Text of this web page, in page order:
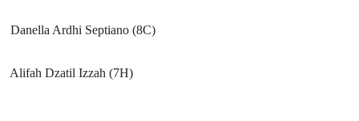
Danella Ardhi Septiano (8C)
Alifah Dzatil Izzah (7H)